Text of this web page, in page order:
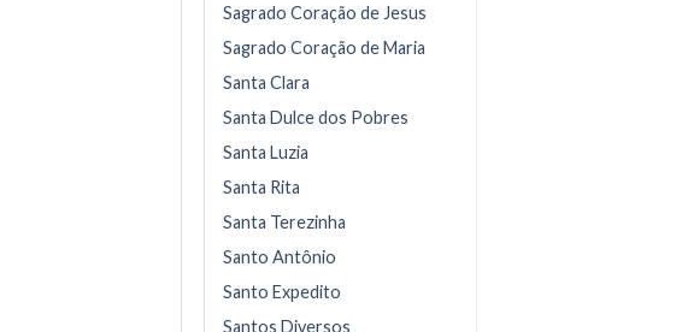
Sagrado Coração de Jesus
Sagrado Coração de Maria
Santa Clara
Santa Dulce dos Pobres
Santa Luzia
Santa Rita
Santa Terezinha
Santo Antônio
Santo Expedito
Santos Diversos